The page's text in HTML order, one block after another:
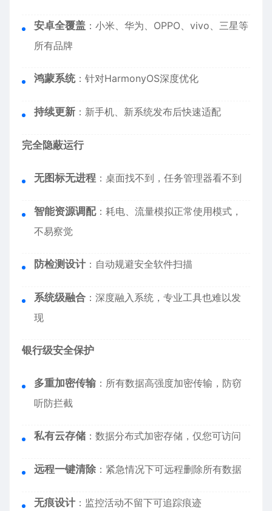
安卓全覆盖 ：小米、华为、OPPO、vivo、三星等
所有品牌
鸿蒙系统：针对HarmonyOS深度优化
持续更新 ：新手机、新系统发布后快速适配
完全隐蔽运行
无图标无进程 ：桌面找不到，任务管理器看不到
智能资源调配：耗电、流量模拟正常使用模式，
不易察觉
防检测设计 ：自动规避安全软件扫描
系统级融合 ：深度融入系统，专业工具也难以发
现
银行级安全保护
多重加密传输 ：所有数据高强度加密传输，防窃
听防拦截
私有云存储 ：数据分布式加密存储，仅您可访问
远程一键清除 ：紧急情况下可远程删除所有数据
无痕设计 ：监控活动不留下可追踪痕迹